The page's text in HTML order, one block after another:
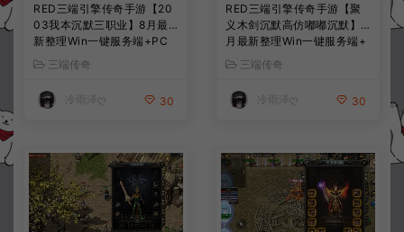
RED三端引擎传奇手游【20
03我本沉默三职业】8月最
新整理Win一键服务端+PC
安卓+详细搭建教程
三端传奇
冷雨泽ღ 30
RED三端引擎传奇手游【聚
义木剑沉默高仿嘟嘟沉默】7
月最新整理Win一键服务端+
PC安卓苹果+详细搭建教程
三端传奇
冷雨泽ღ 30